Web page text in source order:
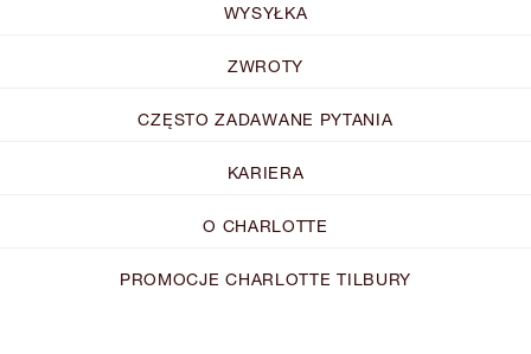
WYSYŁKA
ZWROTY
CZĘSTO ZADAWANE PYTANIA
KARIERA
O CHARLOTTE
PROMOCJE CHARLOTTE TILBURY